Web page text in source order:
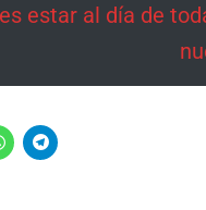
estar al día de